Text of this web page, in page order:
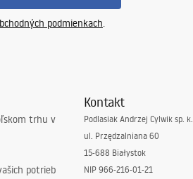
podmienkach.
trhu v
potrieb
Kontakt
Podlasiak Andrzej Cylwik sp. k.
ul. Przędzalniana 60
15-688 Białystok
NIP 966-216-01-21